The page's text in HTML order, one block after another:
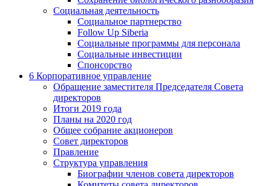
Социальная деятельность
Социальное партнерство
Follow Up Siberia
Социальные программы для персонала
Социальные инвестиции
Спонсорство
6 Корпоративное управление
Обращение заместителя Председателя Совета
директоров
Итоги 2019 года
Планы на 2020 год
Общее собрание акционеров
Совет директоров
Правление
Структура управления
Биографии членов совета директоров